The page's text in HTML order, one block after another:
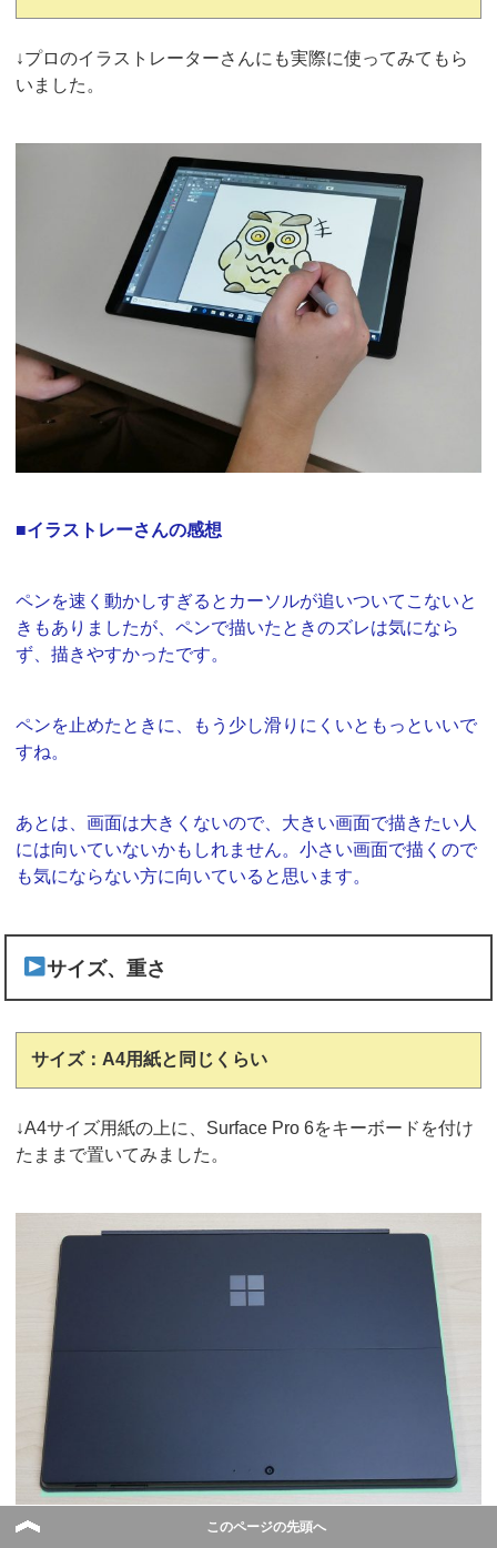
↓プロのイラストレーターさんにも実際に使ってみてもら
いました。
■イラストレーさんの感想
ペンを速く動かしすぎるとカーソルが追いついてこないと
きもありましたが、ペンで描いたときのズレは気になら
ず、描きやすかったです。
ペンを止めたときに、もう少し滑りにくいともっといいで
すね。
あとは、画面は大きくないので、大きい画面で描きたい人
には向いていないかもしれません。小さい画面で描くので
も気にならない方に向いていると思います。
サイズ、重さ
サイズ：A4用紙と同じくらい
↓A4サイズ用紙の上に、Surface Pro 6をキーボードを付け
たままで置いてみました。
このページの先頭へ